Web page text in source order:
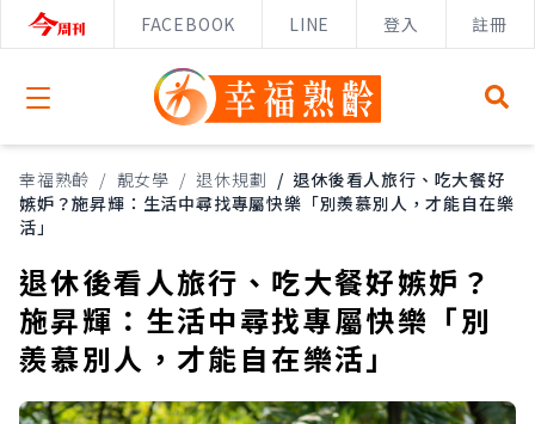
FACEBOOK LINE 登入 註冊
Open menu
幸福熟齡 / 靚女學 / 退休規劃 / 退休後看人旅行、吃大餐好
嫉妒？施昇輝：生活中尋找專屬快樂「別羨慕別人，才能自在樂
活」
退休後看人旅行、吃大餐好嫉妒？
施昇輝：生活中尋找專屬快樂「別
羨慕別人，才能自在樂活」